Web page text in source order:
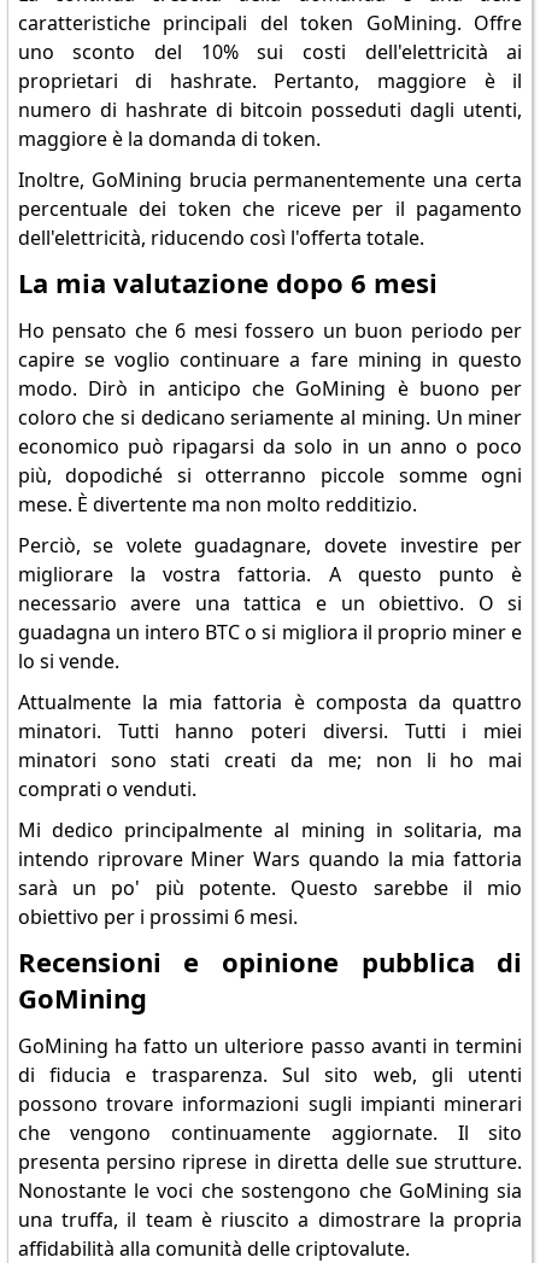
caratteristiche principali del token GoMining. Offre
uno sconto del 10% sui costi dell'elettricità ai
proprietari di hashrate. Pertanto, maggiore è il
numero di hashrate di bitcoin posseduti dagli utenti,
maggiore è la domanda di token.
Inoltre, GoMining brucia permanentemente una certa
percentuale dei token che riceve per il pagamento
dell'elettricità, riducendo così l'offerta totale.
La mia valutazione dopo 6 mesi
Ho pensato che 6 mesi fossero un buon periodo per
capire se voglio continuare a fare mining in questo
modo. Dirò in anticipo che GoMining è buono per
coloro che si dedicano seriamente al mining. Un miner
economico può ripagarsi da solo in un anno o poco
più, dopodiché si otterranno piccole somme ogni
mese. È divertente ma non molto redditizio.
Perciò, se volete guadagnare, dovete investire per
migliorare la vostra fattoria. A questo punto è
necessario avere una tattica e un obiettivo. O si
guadagna un intero BTC o si migliora il proprio miner e
lo si vende.
Attualmente la mia fattoria è composta da quattro
minatori. Tutti hanno poteri diversi. Tutti i miei
minatori sono stati creati da me; non li ho mai
comprati o venduti.
Mi dedico principalmente al mining in solitaria, ma
intendo riprovare Miner Wars quando la mia fattoria
sarà un po' più potente. Questo sarebbe il mio
obiettivo per i prossimi 6 mesi.
Recensioni e opinione pubblica di
GoMining
GoMining ha fatto un ulteriore passo avanti in termini
di fiducia e trasparenza. Sul sito web, gli utenti
possono trovare informazioni sugli impianti minerari
che vengono continuamente aggiornate. Il sito
presenta persino riprese in diretta delle sue strutture.
Nonostante le voci che sostengono che GoMining sia
una truffa, il team è riuscito a dimostrare la propria
affidabilità alla comunità delle criptovalute.